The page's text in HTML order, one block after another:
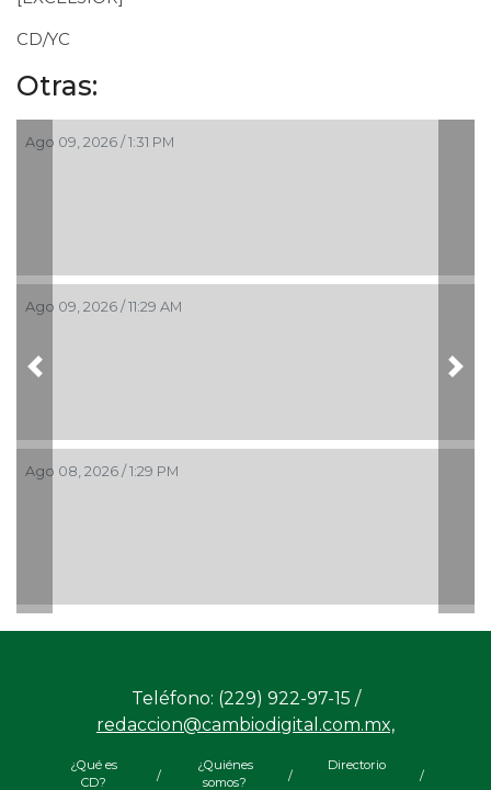
CD/YC
Otras:
Ago 09, 2026 / 1:31 PM
Ago 09, 2026 / 11:29 AM
Ago 08, 2026 / 1:29 PM
Previous
Teléfono: (229) 922-97-15 /
redaccion@cambiodigital.com.mx,
¿Qué es
CD?
/
¿Quiénes
somos?
/
Directorio
/